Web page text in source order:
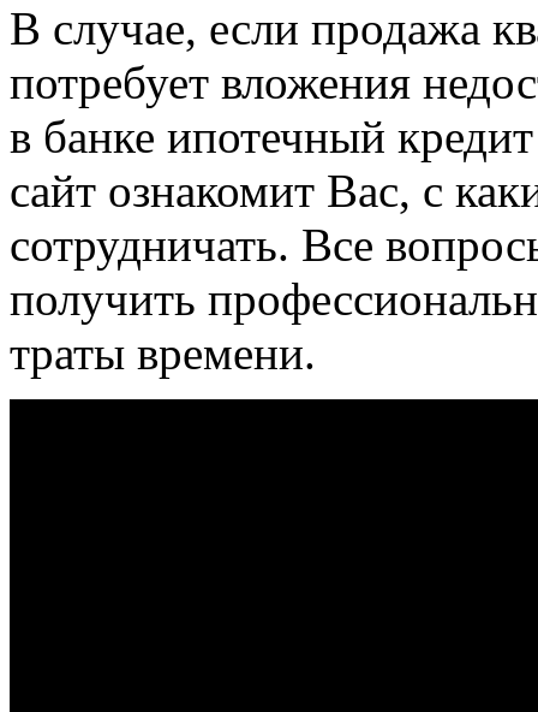
В случае, если продажа
потребует вложения
в банке ипотечный
сайт ознакомит Вас, с
сотрудничать. Все
получить
траты времени.